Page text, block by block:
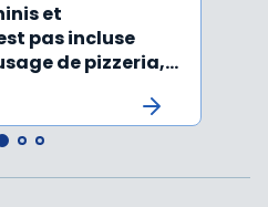
et
pas incluse
de pizzeria,